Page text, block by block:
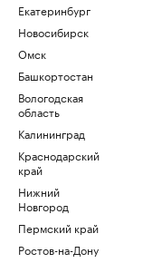
Екатеринбург
Новосибирск
Омск
Башкортостан
Вологодская
область
Калининград
Краснодарский
край
Нижний
Новгород
Пермский край
Ростов-на-Дону